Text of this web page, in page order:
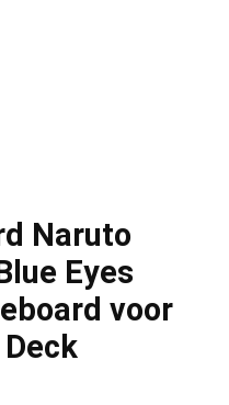
Naruto
Eyes
voor